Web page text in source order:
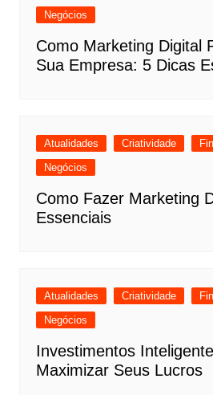
Negócios
Como Marketing Digital
Sua Empresa: 5 Dicas
Atualidades Criatividade
Negócios
Como Fazer Marketing
Essenciais
Atualidades Criatividade
Negócios
Investimentos
Maximizar Seus Lucros